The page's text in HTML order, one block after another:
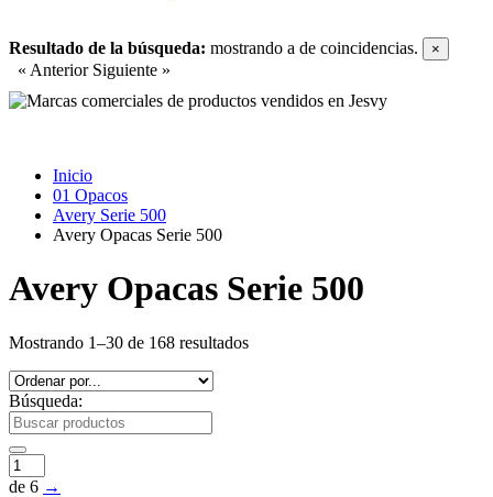
Resultado de la búsqueda: mostrando a de coincidencias. ×
« Anterior Siguiente »
Inicio
01 Opacos
Avery Serie 500
Avery Opacas Serie 500
Avery Opacas Serie 500
Mostrando 1–30 de 168 resultados
Búsqueda:
de 6 →